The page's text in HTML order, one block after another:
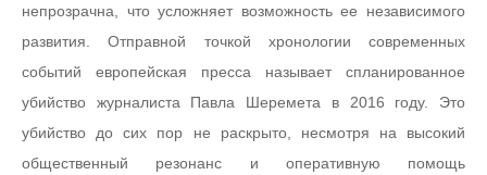
непрозрачна, что усложняет возможность ее независимого
развития. Отправной точкой хронологии современных
событий европейская пресса называет спланированное
убийство журналиста Павла Шеремета в 2016 году. Это
убийство до сих пор не раскрыто, несмотря на высокий
общественный резонанс и оперативную помощь